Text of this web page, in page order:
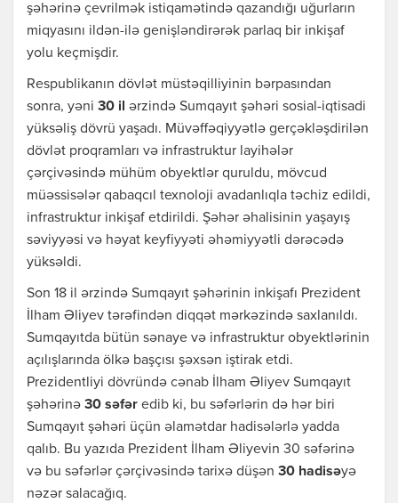
şəhərinə çevrilmək istiqamətində qazandığı uğurların
miqyasını ildən-ilə genişləndirərək parlaq bir inkişaf
yolu keçmişdir.
Respublikanın dövlət müstəqilliyinin bərpasından
sonra, yəni 30 il ərzində Sumqayıt şəhəri sosial-iqtisadi
yüksəliş dövrü yaşadı. Müvəffəqiyyətlə gerçəkləşdirilən
dövlət proqramları və infrastruktur layihələr
çərçivəsində mühüm obyektlər quruldu, mövcud
müəssisələr qabaqcıl texnoloji avadanlıqla təchiz edildi,
infrastruktur inkişaf etdirildi. Şəhər əhalisinin yaşayış
səviyyəsi və həyat keyfiyyəti əhəmiyyətli dərəcədə
yüksəldi.
Son 18 il ərzində Sumqayıt şəhərinin inkişafı Prezident
İlham Əliyev tərəfindən diqqət mərkəzində saxlanıldı.
Sumqayıtda bütün sənaye və infrastruktur obyektlərinin
açılışlarında ölkə başçısı şəxsən iştirak etdi.
Prezidentliyi dövründə cənab İlham Əliyev Sumqayıt
şəhərinə 30 səfər edib ki, bu səfərlərin də hər biri
Sumqayıt şəhəri üçün əlamətdar hadisələrlə yadda
qalıb. Bu yazıda Prezident İlham Əliyevin 30 səfərinə
və bu səfərlər çərçivəsində tarixə düşən 30 hadisəyə
nəzər salacağıq.